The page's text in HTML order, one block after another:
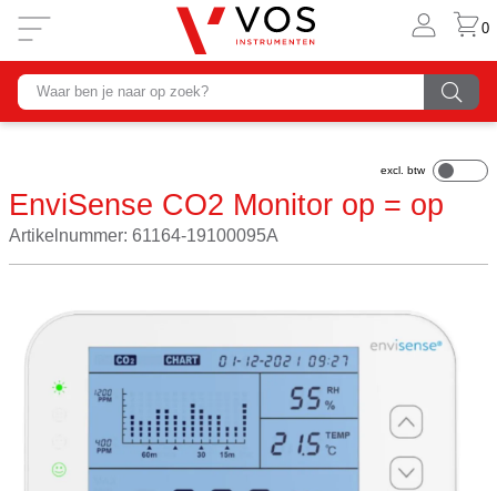
0
EnviSense CO2 Monitor op = op
Artikelnummer: 61164-19100095A